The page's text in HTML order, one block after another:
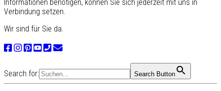
Informationen benötigen, können Sie sich jederzeit mit uns in
Verbindung setzen.
Wir sind für Sie da.
Search for: Search Button